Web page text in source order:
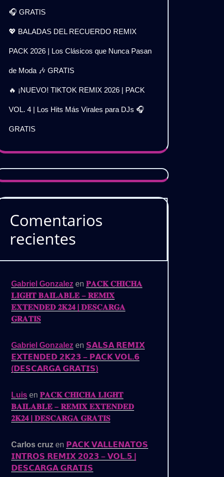
🎧 GRATIS
💖 BALADAS DEL RECUERDO REMIX
PACK 2026 | Los Clásicos que Nunca Pasan
de Moda 🎶 GRATIS
🔥 ¡NUEVO! TIKTOK REMIX 2026 | PACK
VOL. 4 | Los Hits Más Virales para DJs 🎧
GRATIS
Comentarios
recientes
Gabriel Gonzalez en 𝐏𝐀𝐂𝐊 𝐂𝐇𝐈𝐂𝐇𝐀
𝐋𝐈𝐆𝐇𝐓 𝐁𝐀𝐈𝐋𝐀𝐁𝐋𝐄 – 𝐑𝐄𝐌𝐈𝐗
𝐄𝐗𝐓𝐄𝐍𝐃𝐄𝐃 𝟐𝐊𝟐𝟒 | 𝐃𝐄𝐒𝐂𝐀𝐑𝐆𝐀
𝐆𝐑𝐀𝐓𝐈𝐒
Gabriel Gonzalez en 𝗦𝗔𝗟𝗦𝗔 𝗥𝗘𝗠𝗜𝗫
𝗘𝗫𝗧𝗘𝗡𝗗𝗘𝗗 𝟮𝗞𝟮𝟯 – 𝗣𝗔𝗖𝗞 𝗩𝗢𝗟.𝟲
(𝗗𝗘𝗦𝗖𝗔𝗥𝗚𝗔 𝗚𝗥𝗔𝗧𝗜𝗦)
Luis en 𝐏𝐀𝐂𝐊 𝐂𝐇𝐈𝐂𝐇𝐀 𝐋𝐈𝐆𝐇𝐓
𝐁𝐀𝐈𝐋𝐀𝐁𝐋𝐄 – 𝐑𝐄𝐌𝐈𝐗 𝐄𝐗𝐓𝐄𝐍𝐃𝐄𝐃
𝟐𝐊𝟐𝟒 | 𝐃𝐄𝐒𝐂𝐀𝐑𝐆𝐀 𝐆𝐑𝐀𝐓𝐈𝐒
Carlos cruz en 𝗣𝗔𝗖𝗞 𝗩𝗔𝗟𝗟𝗘𝗡𝗔𝗧𝗢𝗦
𝗜𝗡𝗧𝗥𝗢𝗦 𝗥𝗘𝗠𝗜𝗫 𝟮𝟬𝟮𝟯 – 𝗩𝗢𝗟.𝟱 |
𝗗𝗘𝗦𝗖𝗔𝗥𝗚𝗔 𝗚𝗥𝗔𝗧𝗜𝗦